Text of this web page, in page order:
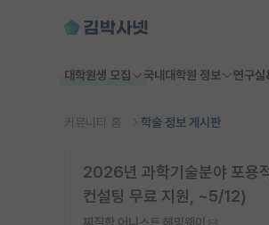
대학원생 모집 국내대학원 정보 연구실
커뮤니티 홈 학술 정보 게시판
2026년 과학기술분야 포용
컨설팅 무료 지원, ~5/12)